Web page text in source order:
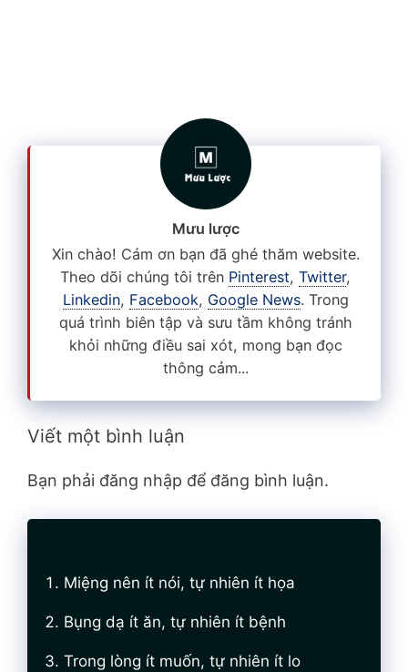
Mưu lược
Xin chào! Cám ơn bạn đã ghé thăm website.
Theo dõi chúng tôi trên Pinterest, Twitter,
Linkedin, Facebook, Google News. Trong
quá trình biên tập và sưu tầm không tránh
khỏi những điều sai xót, mong bạn đọc
thông cảm...
Viết một bình luận
Bạn phải đăng nhập để đăng bình luận.
Miệng nên ít nói, tự nhiên ít họa
Bụng dạ ít ăn, tự nhiên ít bệnh
Trong lòng ít muốn, tự nhiên ít lo